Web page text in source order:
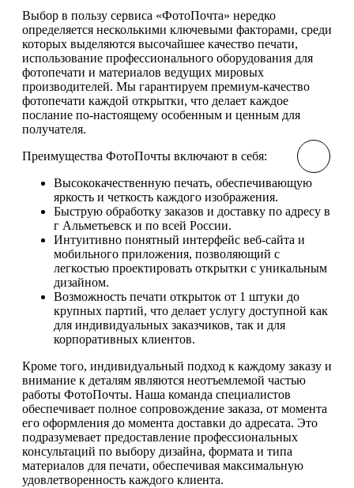
Выбор в пользу сервиса «ФотоПочта» нередко
определяется несколькими ключевыми факторами, среди
которых выделяются высочайшее качество печати,
использование профессионального оборудования для
фотопечати и материалов ведущих мировых
производителей. Мы гарантируем премиум-качество
фотопечати каждой открытки, что делает каждое
послание по-настоящему особенным и ценным для
получателя.
Преимущества ФотоПочты включают в себя:
Высококачественную печать, обеспечивающую
яркость и четкость каждого изображения.
Быструю обработку заказов и доставку по адресу в
г Альметьевск и по всей России.
Интуитивно понятный интерфейс веб-сайта и
мобильного приложения, позволяющий с
легкостью проектировать открытки с уникальным
дизайном.
Возможность печати открыток от 1 штуки до
крупных партий, что делает услугу доступной как
для индивидуальных заказчиков, так и для
корпоративных клиентов.
Кроме того, индивидуальный подход к каждому заказу и
внимание к деталям являются неотъемлемой частью
работы ФотоПочты. Наша команда специалистов
обеспечивает полное сопровождение заказа, от момента
его оформления до момента доставки до адресата. Это
подразумевает предоставление профессиональных
консультаций по выбору дизайна, формата и типа
материалов для печати, обеспечивая максимальную
удовлетворенность каждого клиента.